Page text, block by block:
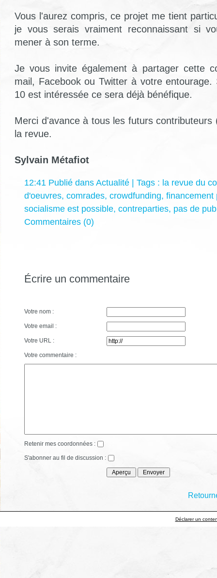
Vous l'aurez compris, ce projet me tient
je vous serais vraiment reconnaissant si
mener à son terme.
Je vous invite également à partager cette
mail, Facebook ou Twitter à votre
10 est intéressée ce sera déjà bénéfique.
Merci d'avance à tous les futurs contributeurs
la revue.
Sylvain Métafiot
12:41 Publié dans Actualité | Tags : la revue du
d'oeuvres, comrades, crowdfunding, financement
socialisme est possible, contreparties, pas de pub
Commentaires (0)
Écrire un commentaire
Votre nom :
Votre email :
Votre URL :
Votre commentaire :
Retenir mes coordonnées :
S'abonner au fil de discussion :
Déclarer un